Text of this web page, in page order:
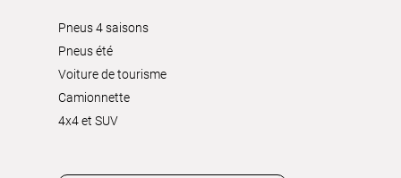
Pneus 4 saisons
Pneus été
Voiture de tourisme
Camionnette
4x4 et SUV